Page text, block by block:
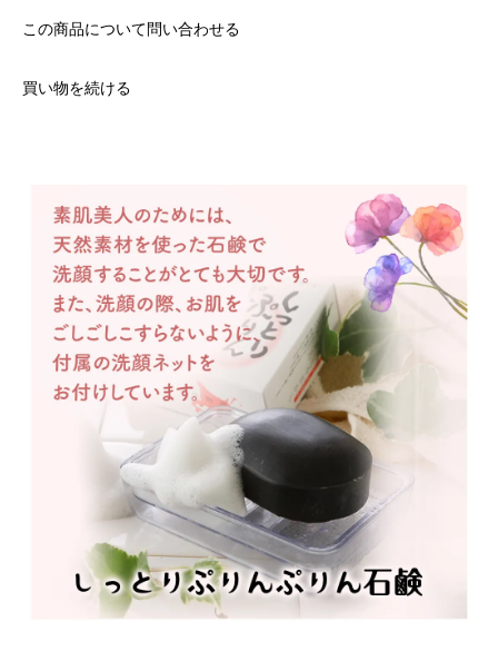
この商品について問い合わせる
買い物を続ける